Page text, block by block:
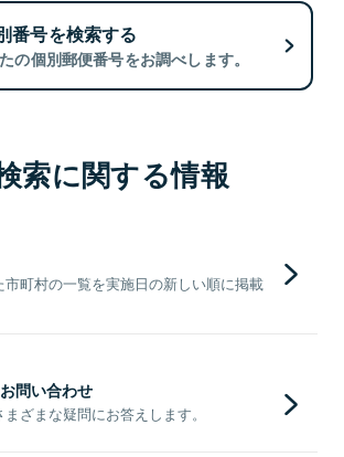
番号を検索する
の個別郵便番号をお調べします。
索に関する情報
町村の一覧を実施日の新しい順に掲載
問い合わせ
ざまな疑問にお答えします。